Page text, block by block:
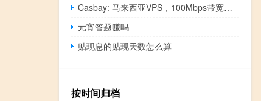
Casbay: 马来西亚VPS，100Mbps带宽不限流量，月付 $9.59起
元宵答题赚吗
贴现息的贴现天数怎么算
按时间归档